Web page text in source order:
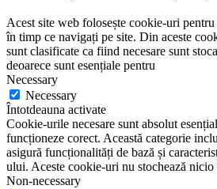
Acest site web folosește cookie-uri
în timp ce navigați pe site. Din aceste
sunt clasificate ca fiind necesare sunt
deoarece sunt esențiale pentru
Necessary
Necessary
Întotdeauna activate
Cookie-urile necesare sunt absolut
funcționeze corect. Această categorie
asigură funcționalități de bază și
ului. Aceste cookie-uri nu stochează
Non-necessary